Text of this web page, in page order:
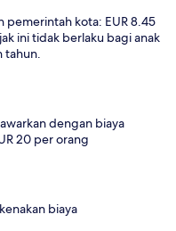
pemerintah kota: EUR 8.45
ini tidak berlaku bagi anak
tahun.
dengan biaya
20 per orang
biaya